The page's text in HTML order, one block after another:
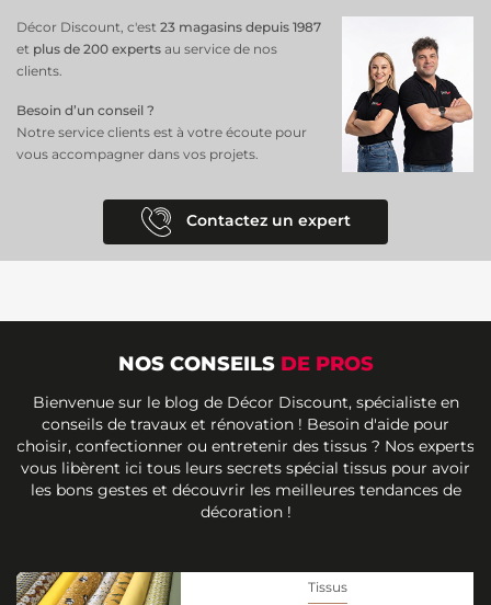
Décor Discount, c'est 23 magasins depuis 1987
et plus de 200 experts au service de nos
clients.
Besoin d’un conseil ?
Notre service clients est à votre écoute pour
vous accompagner dans vos projets.
Contactez un expert
NOS CONSEILS DE PROS
Bienvenue sur le blog de Décor Discount, spécialiste en
conseils de travaux et rénovation ! Besoin d'aide pour
choisir, confectionner ou entretenir des tissus ? Nos experts
vous libèrent ici tous leurs secrets spécial tissus pour avoir
les bons gestes et découvrir les meilleures tendances de
décoration !
Tissus